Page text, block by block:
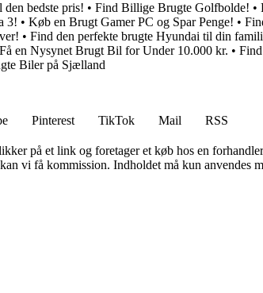
bedste pris! • Find Billige Brugte Golfbolde! •
3! • Køb en Brugt Gamer PC og Spar Penge! •
• Find den perfekte brugte Hyundai til din
Få en Nysynet Brugt Bil for Under 10.000 kr. •
Biler på Sjælland
Pinterest TikTok Mail
RSS
på et link og foretager et køb hos en
vi få kommission. Indholdet må kun anvendes